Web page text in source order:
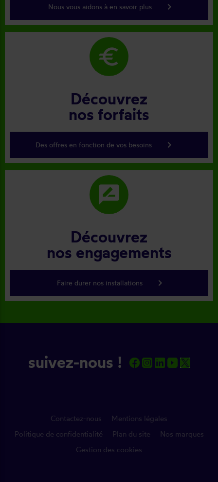
Nous vous aidons à en savoir plus keyboard_arrow_right
euro
Découvrez
nos forfaits
Des offres en fonction de vos besoins keyboard_arrow_right
rate_review
Découvrez
nos engagements
Faire durer nos installations keyboard_arrow_right
suivez-nous !
Contactez-nous
Mentions légales
Politique de confidentialité
Plan du site
Nos marques
Gestion des cookies